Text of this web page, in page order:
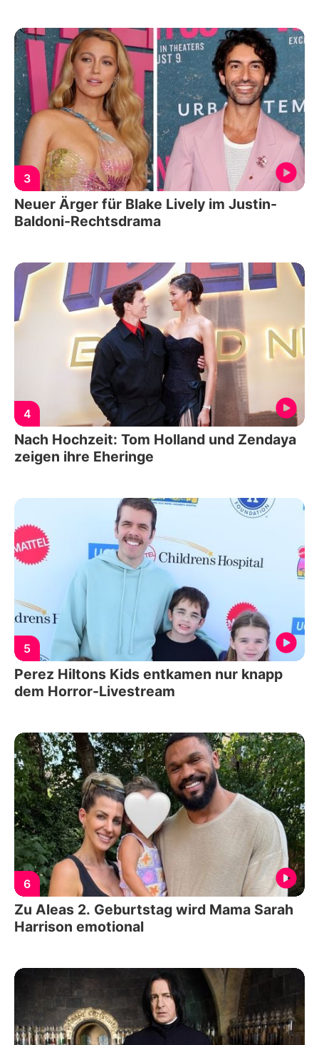
3
Neuer Ärger für Blake Lively im Justin-
Baldoni-Rechtsdrama
4
Nach Hochzeit: Tom Holland und Zendaya
zeigen ihre Eheringe
5
Perez Hiltons Kids entkamen nur knapp
dem Horror-Livestream
6
Zu Aleas 2. Geburtstag wird Mama Sarah
Harrison emotional